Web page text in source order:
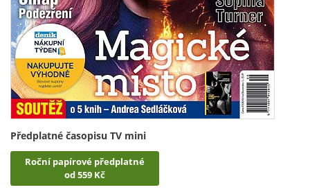
Předplatné časopisu TV mini
Roční papírové předplatné
od 559 Kč